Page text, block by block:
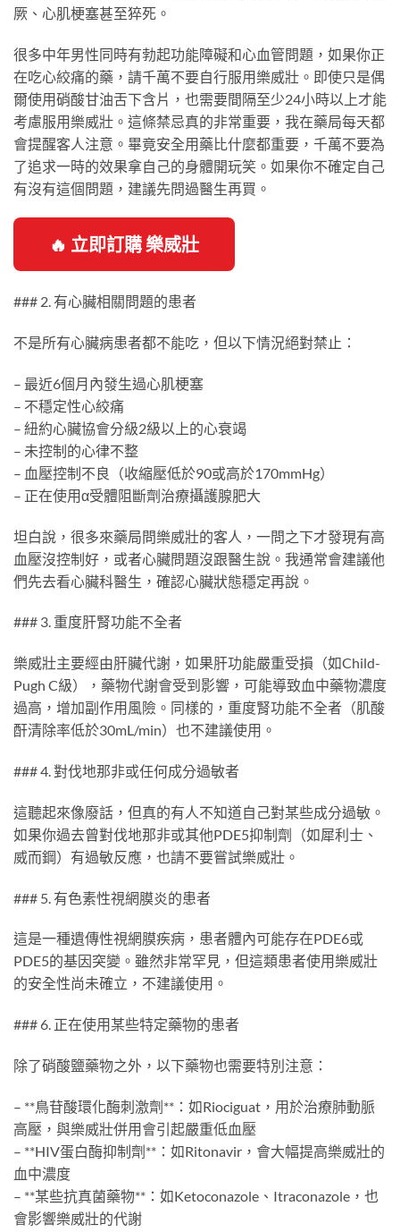
厥、心肌梗塞甚至猝死。
很多中年男性同時有勃起功能障礙和心血管問題，如果你正
在吃心絞痛的藥，請千萬不要自行服用樂威壯。即使只是偶
爾使用硝酸甘油舌下含片，也需要間隔至少24小時以上才能
考慮服用樂威壯。這條禁忌真的非常重要，我在藥局每天都
會提醒客人注意。畢竟安全用藥比什麼都重要，千萬不要為
了追求一時的效果拿自己的身體開玩笑。如果你不確定自己
有沒有這個問題，建議先問過醫生再買。
🔥 立即訂購 樂威壯
### 2. 有心臟相關問題的患者
不是所有心臟病患者都不能吃，但以下情況絕對禁止：
– 最近6個月內發生過心肌梗塞
– 不穩定性心絞痛
– 紐約心臟協會分級2級以上的心衰竭
– 未控制的心律不整
– 血壓控制不良（收縮壓低於90或高於170mmHg）
– 正在使用α受體阻斷劑治療攝護腺肥大
坦白說，很多來藥局問樂威壯的客人，一問之下才發現有高
血壓沒控制好，或者心臟問題沒跟醫生說。我通常會建議他
們先去看心臟科醫生，確認心臟狀態穩定再說。
### 3. 重度肝腎功能不全者
樂威壯主要經由肝臟代謝，如果肝功能嚴重受損（如Child-
Pugh C級），藥物代謝會受到影響，可能導致血中藥物濃度
過高，增加副作用風險。同樣的，重度腎功能不全者（肌酸
酐清除率低於30mL/min）也不建議使用。
### 4. 對伐地那非或任何成分過敏者
這聽起來像廢話，但真的有人不知道自己對某些成分過敏。
如果你過去曾對伐地那非或其他PDE5抑制劑（如犀利士、
威而鋼）有過敏反應，也請不要嘗試樂威壯。
### 5. 有色素性視網膜炎的患者
這是一種遺傳性視網膜疾病，患者體內可能存在PDE6或
PDE5的基因突變。雖然非常罕見，但這類患者使用樂威壯
的安全性尚未確立，不建議使用。
### 6. 正在使用某些特定藥物的患者
除了硝酸鹽藥物之外，以下藥物也需要特別注意：
– **鳥苷酸環化酶刺激劑**：如Riociguat，用於治療肺動脈
高壓，與樂威壯併用會引起嚴重低血壓
– **HIV蛋白酶抑制劑**：如Ritonavir，會大幅提高樂威壯的
血中濃度
– **某些抗真菌藥物**：如Ketoconazole、Itraconazole，也
會影響樂威壯的代謝